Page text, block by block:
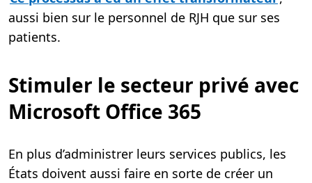
aussi bien sur le personnel de RJH que sur ses
patients.
Stimuler le secteur privé avec
Microsoft Office 365
En plus d’administrer leurs services publics, les
États doivent aussi faire en sorte de créer un